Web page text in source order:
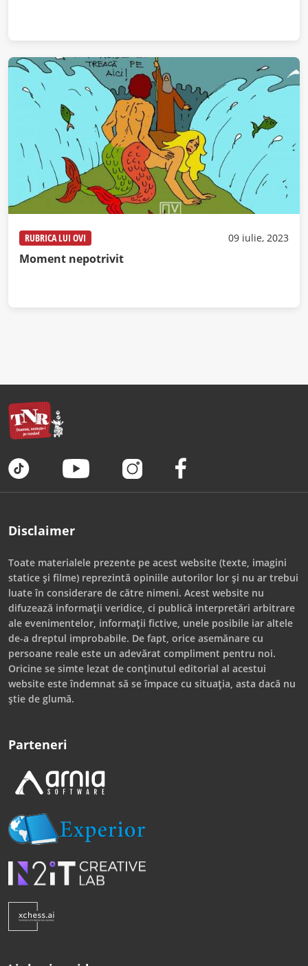
RUBRICA LUI OVI 09 iulie, 2023
Moment nepotrivit
Disclaimer
Toate materialele prezente pe acest website (texte, imagini
statice și filme) reprezintă opiniile autorilor lor și nu ar trebui
luate în considerare de către nimeni. Acest website nu
difuzează informații veridice, ci publică interpretări arbitrare
ale evenimentelor, informații fictive, unele posibile iar altele
de-a dreptul improbabile. De fapt, orice asemănare cu
persoane reale este un adevărat compliment pentru noi.
Oricine se simte lezat de conținutul editorial al acestui
website este îndemnat să se împace cu situația, asta dacă nu
știe de glumă.
Parteneri